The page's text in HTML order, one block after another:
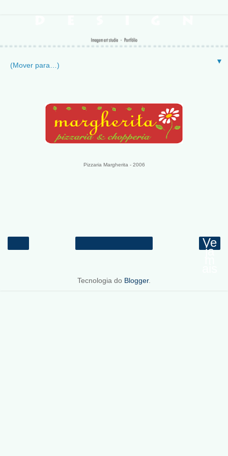
▼
Pizzaria Margherita - 2006
Ve
ja
Tecnologia do Blogger.